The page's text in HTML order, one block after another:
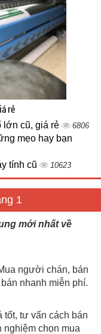
rẻ
lớn cũ, giá rẻ 6806
mẹo hay bạn
tính cũ 10623
1
mới nhất về
người chán, bán
nhanh miễn phí.
tốt, tư vấn cách bán
chọn mua